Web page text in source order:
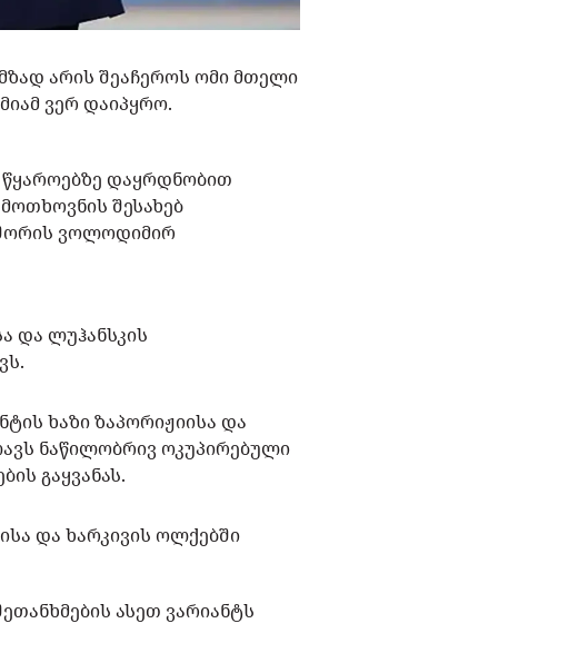
არის შეაჩეროს ომი მთელი
ვერ დაიპყრო.
წყაროებზე დაყრდნობით
შესახებ
ვოლოდიმირ
და ლუჰანსკის
ხაზი ზაპორიჟიისა და
ნაწილობრივ ოკუპირებული
გაყვანას.
და ხარკივის ოლქებში
ასეთ ვარიანტს